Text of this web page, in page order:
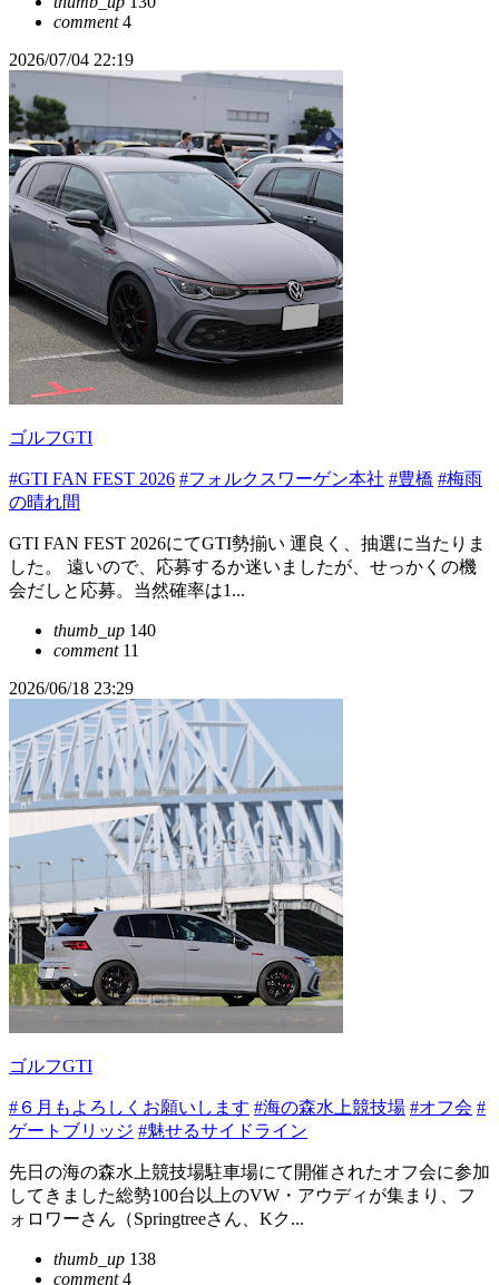
comment4
2026/07/04 22:19
ゴルフGTI
#GTI FAN FEST 2026 #フォルクスワーゲン本社 #豊橋 #梅雨
の晴れ間
GTI FAN FEST 2026にてGTI勢揃い 運良く、抽選に当たりま
した。 遠いので、応募するか迷いましたが、せっかくの機
会だしと応募。当然確率は1...
thumb_up 140
comment11
2026/06/18 23:29
ゴルフGTI
#６月もよろしくお願いします #海の森水上競技場 #オフ会 #
ゲートブリッジ #魅せるサイドライン
先日の海の森水上競技場駐車場にて開催されたオフ会に参加
してきました総勢100台以上のVW・アウディが集まり、フ
ォロワーさん（Springtreeさん、Kク...
thumb_up 138
comment4